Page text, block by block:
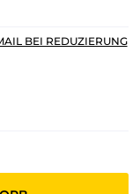
BEI REDUZIERUNG